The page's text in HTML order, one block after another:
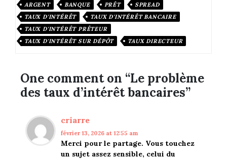
ARGENT BANQUE PRÊT
SPREAD
TAUX D'INTÉRÊT
TAUX D'INTÉRÊT BANCAIRE
TAUX D'INTÉRÊT PRÊTEUR
TAUX D'INTÉRÊT SUR DÉPÔT
TAUX DIRECTEUR
One comment on “Le problème
des taux d’intérêt bancaires”
criarre
février 13, 2026 at 12:55 am
Merci pour le partage. Vous touchez
un sujet assez sensible, celui du